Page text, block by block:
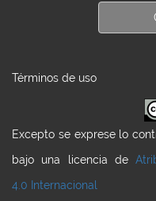
Términos de uso
Excepto se exprese lo
bajo una licencia de
4.0 Internacional